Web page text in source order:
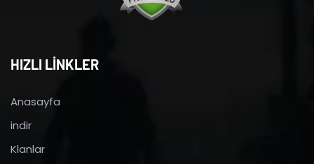
HIZLI LİNKLER
Anasayfa
indir
Klanlar